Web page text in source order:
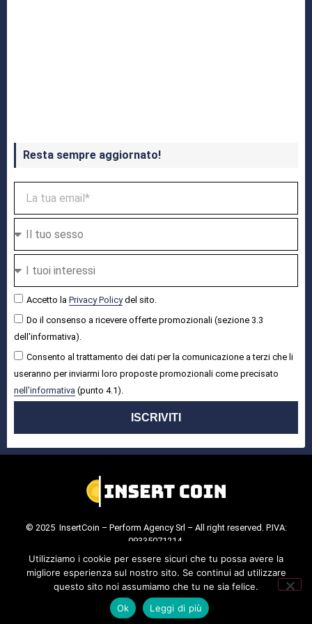
Resta sempre aggiornato!
Accetto la Privacy Policydel sito.
Do il consenso a ricevere offerte promozionali (sezione 3.3
dell'informativa).
Consento al trattamento dei dati per la comunicazione a terzi che li
useranno per inviarmi loro proposte promozionali come precisato
nell'informativa (punto 4.1).
ISCRIVITI
© 2025 InsertCoin – Perform Agency Srl – All right reserved. P.IVA:
09335071214.
Cookie Policy
Privacy Policy.
Utilizziamo i cookie per essere sicuri che tu possa avere la
migliore esperienza sul nostro sito. Se continui ad utilizzare
questo sito noi assumiamo che tu ne sia felice.
Ok
Leggi di più